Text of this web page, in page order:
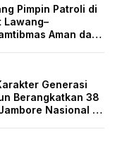
Pimpin Patroli di
Lawang–
Aman dan
Generasi
Berangkatkan 38
Nasional XII